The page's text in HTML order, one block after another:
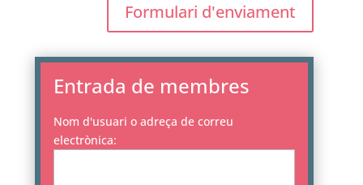
Formulari d'enviament
Entrada de membres
Nom d'usuari o adreça de correu
electrònica: